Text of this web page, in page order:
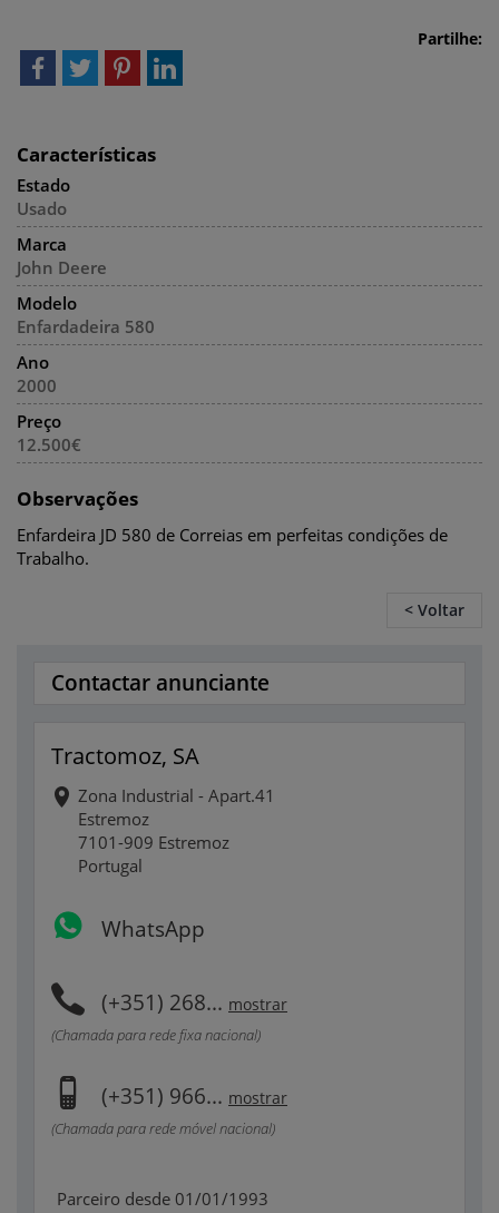
Partilhe:
Características
Estado
Usado
Marca
John Deere
Modelo
Enfardadeira 580
Ano
2000
Preço
12.500€
Observações
Enfardeira JD 580 de Correias em perfeitas condições de
Trabalho.
< Voltar
Contactar anunciante
Tractomoz, SA
Zona Industrial - Apart.41
Estremoz
7101-909 Estremoz
Portugal
WhatsApp
(+351) 268... mostrar
(Chamada para rede fixa nacional)
(+351) 966... mostrar
(Chamada para rede móvel nacional)
Parceiro desde 01/01/1993